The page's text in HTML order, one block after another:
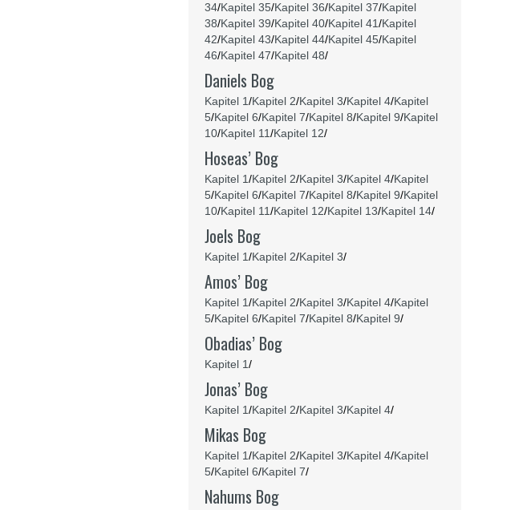
34/Kapitel 35/Kapitel 36/Kapitel 37/Kapitel
38/Kapitel 39/Kapitel 40/Kapitel 41/Kapitel
42/Kapitel 43/Kapitel 44/Kapitel 45/Kapitel
46/Kapitel 47/Kapitel 48/
Daniels Bog
Kapitel 1/Kapitel 2/Kapitel 3/Kapitel 4/Kapitel
5/Kapitel 6/Kapitel 7/Kapitel 8/Kapitel 9/Kapitel
10/Kapitel 11/Kapitel 12/
Hoseas’ Bog
Kapitel 1/Kapitel 2/Kapitel 3/Kapitel 4/Kapitel
5/Kapitel 6/Kapitel 7/Kapitel 8/Kapitel 9/Kapitel
10/Kapitel 11/Kapitel 12/Kapitel 13/Kapitel 14/
Joels Bog
Kapitel 1/Kapitel 2/Kapitel 3/
Amos’ Bog
Kapitel 1/Kapitel 2/Kapitel 3/Kapitel 4/Kapitel
5/Kapitel 6/Kapitel 7/Kapitel 8/Kapitel 9/
Obadias’ Bog
Kapitel 1/
Jonas’ Bog
Kapitel 1/Kapitel 2/Kapitel 3/Kapitel 4/
Mikas Bog
Kapitel 1/Kapitel 2/Kapitel 3/Kapitel 4/Kapitel
5/Kapitel 6/Kapitel 7/
Nahums Bog